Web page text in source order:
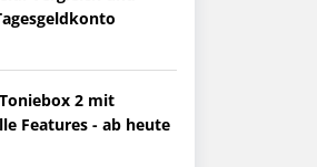
2 mit
Features - ab heute